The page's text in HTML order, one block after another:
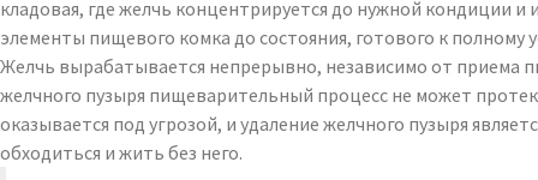
кладовая, где желчь концентрируется до нужной кондиции
элементы пищевого комка до состояния, готового к полному
Желчь вырабатывается непрерывно, независимо от приема
желчного пузыря пищеварительный процесс не может
оказывается под угрозой, и удаление желчного пузыря
обходиться и жить без него.